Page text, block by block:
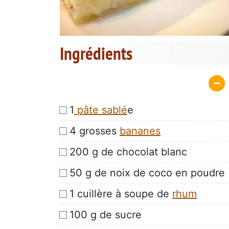
Ingrédients
1 pâte sablée
4 grosses bananes
200 g de chocolat blanc
50 g de noix de coco en poudre
1 cuillère à soupe de rhum
100 g de sucre